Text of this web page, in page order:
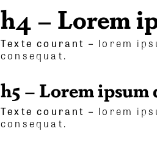
h4 – Lorem
Texte courant – lorem
consequat.
h5 – Lorem
Texte courant – lorem
consequat.